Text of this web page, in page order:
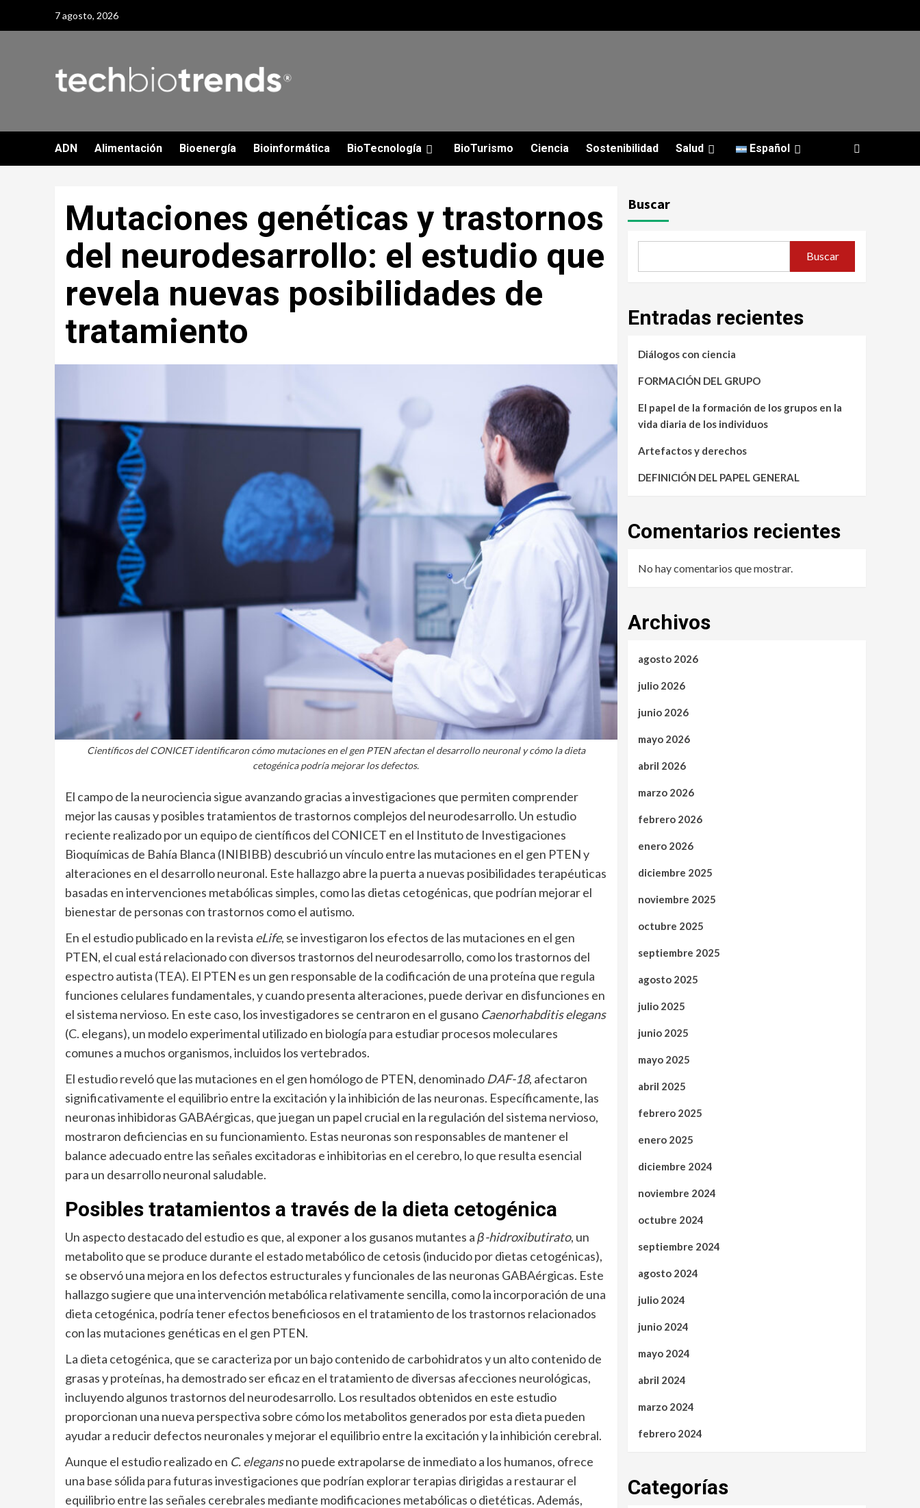
7 agosto, 2026
ADN Alimentación Bioenergía Bioinformática BioTecnología BioTurismo Ciencia Sostenibilidad Salud Español
Mutaciones genéticas y trastornos
del neurodesarrollo: el estudio que
revela nuevas posibilidades de
tratamiento
Científicos del CONICET identificaron cómo mutaciones en el gen PTEN afectan el desarrollo neuronal y cómo la dieta
cetogénica podría mejorar los defectos.
El campo de la neurociencia sigue avanzando gracias a investigaciones que permiten comprender
mejor las causas y posibles tratamientos de trastornos complejos del neurodesarrollo. Un estudio
reciente realizado por un equipo de científicos del CONICET en el Instituto de Investigaciones
Bioquímicas de Bahía Blanca (INIBIBB) descubrió un vínculo entre las mutaciones en el gen PTEN y
alteraciones en el desarrollo neuronal. Este hallazgo abre la puerta a nuevas posibilidades terapéuticas
basadas en intervenciones metabólicas simples, como las dietas cetogénicas, que podrían mejorar el
bienestar de personas con trastornos como el autismo.
En el estudio publicado en la revista eLife, se investigaron los efectos de las mutaciones en el gen
PTEN, el cual está relacionado con diversos trastornos del neurodesarrollo, como los trastornos del
espectro autista (TEA). El PTEN es un gen responsable de la codificación de una proteína que regula
funciones celulares fundamentales, y cuando presenta alteraciones, puede derivar en disfunciones en
el sistema nervioso. En este caso, los investigadores se centraron en el gusano Caenorhabditis elegans
(C. elegans), un modelo experimental utilizado en biología para estudiar procesos moleculares
comunes a muchos organismos, incluidos los vertebrados.
El estudio reveló que las mutaciones en el gen homólogo de PTEN, denominado DAF-18, afectaron
significativamente el equilibrio entre la excitación y la inhibición de las neuronas. Específicamente, las
neuronas inhibidoras GABAérgicas, que juegan un papel crucial en la regulación del sistema nervioso,
mostraron deficiencias en su funcionamiento. Estas neuronas son responsables de mantener el
balance adecuado entre las señales excitadoras e inhibitorias en el cerebro, lo que resulta esencial
para un desarrollo neuronal saludable.
Posibles tratamientos a través de la dieta cetogénica
Un aspecto destacado del estudio es que, al exponer a los gusanos mutantes aβ-hidroxibutirato, un
metabolito que se produce durante el estado metabólico de cetosis (inducido por dietas cetogénicas),
se observó una mejora en los defectos estructurales y funcionales de las neuronas GABAérgicas. Este
hallazgo sugiere que una intervención metabólica relativamente sencilla, como la incorporación de una
dieta cetogénica, podría tener efectos beneficiosos en el tratamiento de los trastornos relacionados
con las mutaciones genéticas en el gen PTEN.
La dieta cetogénica, que se caracteriza por un bajo contenido de carbohidratos y un alto contenido de
grasas y proteínas, ha demostrado ser eficaz en el tratamiento de diversas afecciones neurológicas,
incluyendo algunos trastornos del neurodesarrollo. Los resultados obtenidos en este estudio
proporcionan una nueva perspectiva sobre cómo los metabolitos generados por esta dieta pueden
ayudar a reducir defectos neuronales y mejorar el equilibrio entre la excitación y la inhibición cerebral.
Aunque el estudio realizado en C. elegansno puede extrapolarse de inmediato a los humanos, ofrece
una base sólida para futuras investigaciones que podrían explorar terapias dirigidas a restaurar el
equilibrio entre las señales cerebrales mediante modificaciones metabólicas o dietéticas. Además,
Buscar
Buscar
Entradas recientes
Diálogos con ciencia
FORMACIÓN DEL GRUPO
El papel de la formación de los grupos en la
vida diaria de los individuos
Artefactos y derechos
DEFINICIÓN DEL PAPEL GENERAL
Comentarios recientes
No hay comentarios que mostrar.
Archivos
agosto 2026
julio 2026
junio 2026
mayo 2026
abril 2026
marzo 2026
febrero 2026
enero 2026
diciembre 2025
noviembre 2025
octubre 2025
septiembre 2025
agosto 2025
julio 2025
junio 2025
mayo 2025
abril 2025
febrero 2025
enero 2025
diciembre 2024
noviembre 2024
octubre 2024
septiembre 2024
agosto 2024
julio 2024
junio 2024
mayo 2024
abril 2024
marzo 2024
febrero 2024
Categorías